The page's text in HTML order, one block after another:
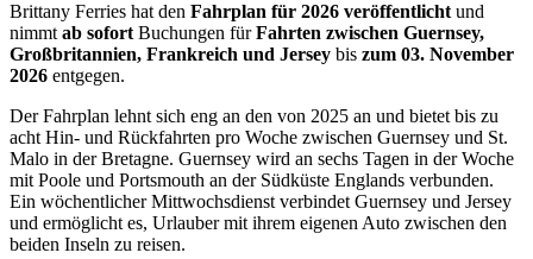
Brittany Ferries hat den Fahrplan für 2026 veröffentlicht und
nimmt ab sofort Buchungen fürFahrten zwischen Guernsey,
Großbritannien, Frankreich und Jersey bis zum 03. November
2026 entgegen.
Der Fahrplan lehnt sich eng an den von 2025 an und bietet bis zu
acht Hin- und Rückfahrten pro Woche zwischen Guernsey und St.
Malo in der Bretagne. Guernsey wird an sechs Tagen in der Woche
mit Poole und Portsmouth an der Südküste Englands verbunden.
Ein wöchentlicher Mittwochsdienst verbindet Guernsey und Jersey
und ermöglicht es, Urlauber mit ihrem eigenen Auto zwischen den
beiden Inseln zu reisen.